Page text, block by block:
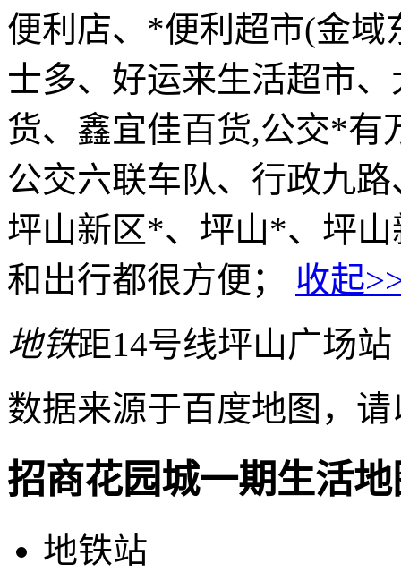
便利店、*便利超市(金域
士多、好运来生活超市
货、鑫宜佳百货,公交*有
公交六联车队、行政九
坪山新区*、坪山*、坪
和出行都很方便； 收起
地铁距14号线坪山广场站
数据来源于百度地图，
招商花园城一期生活地
地铁站